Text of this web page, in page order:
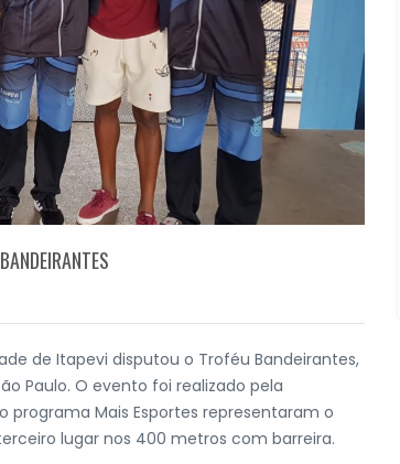
de Itapevi disputou o Troféu Bandeirantes,
Paulo. O evento foi realizado pela
programa Mais Esportes representaram o
lugar nos 400 metros com barreira.